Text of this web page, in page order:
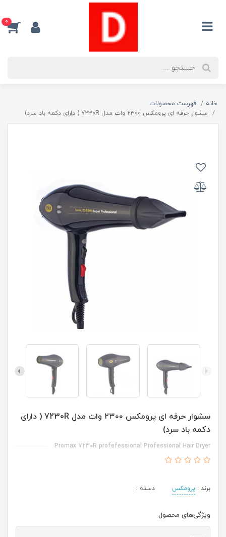
0
خانه
فهرست محصولات
سشوار حرفه ای پرومکس ۲۳۰۰ وات مدل 7230R ( دارای دکمه باد سرد)
سشوار حرفه ای پرومکس ۲۳۰۰ وات مدل 7230R ( دارای
دکمه باد سرد)
Promax 7230R profefessional Professional Hair Dryer
برند : پرومکس دسته :
ویژگی‌های محصول